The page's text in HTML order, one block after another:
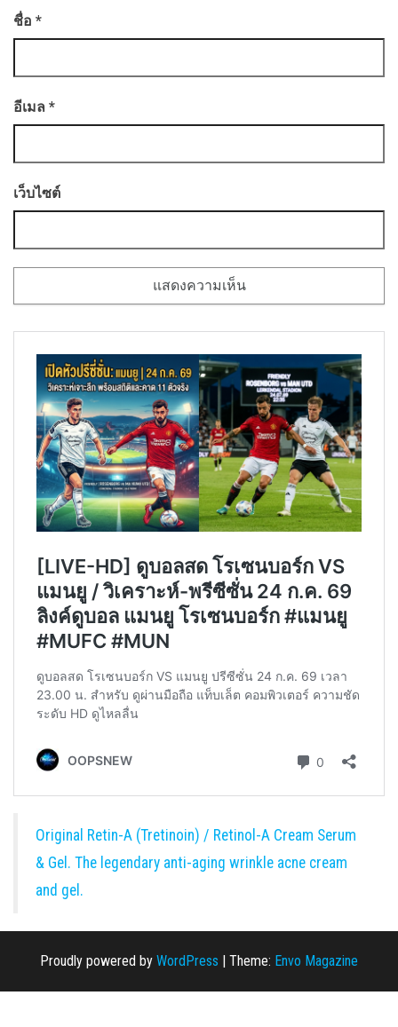
ชื่อ *
อีเมล *
เว็บไซต์
Original Retin-A (Tretinoin) / Retinol-A Cream Serum
& Gel. The legendary anti-aging wrinkle acne cream
and gel.
Proudly powered by WordPress | Theme: Envo Magazine